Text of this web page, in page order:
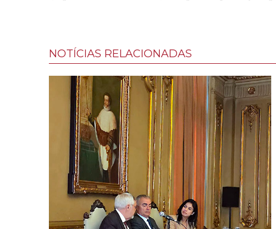
NOTÍCIAS RELACIONADAS